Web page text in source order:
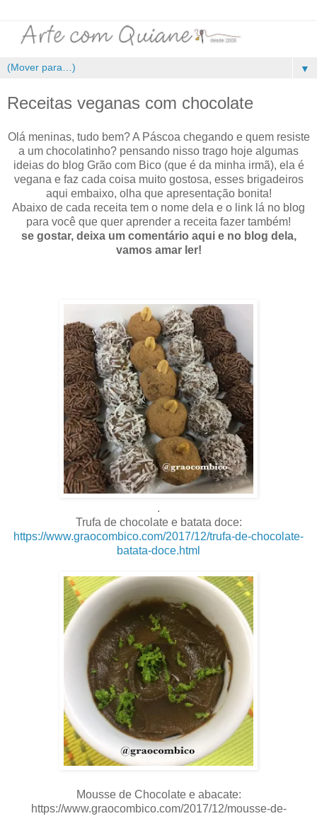
▼
Receitas veganas com chocolate
Olá meninas, tudo bem? A Páscoa chegando e quem resiste
a um chocolatinho? pensando nisso trago hoje algumas
ideias do blog Grão com Bico (que é da minha irmã), ela é
vegana e faz cada coisa muito gostosa, esses brigadeiros
aqui embaixo, olha que apresentação bonita!
Abaixo de cada receita tem o nome dela e o link lá no blog
para você que quer aprender a receita fazer também!
se gostar, deixa um comentário aqui e no blog dela,
vamos amar ler!
.
Trufa de chocolate e batata doce:
https://www.graocombico.com/2017/12/trufa-de-chocolate-
batata-doce.html
Mousse de Chocolate e abacate:
https://www.graocombico.com/2017/12/mousse-de-